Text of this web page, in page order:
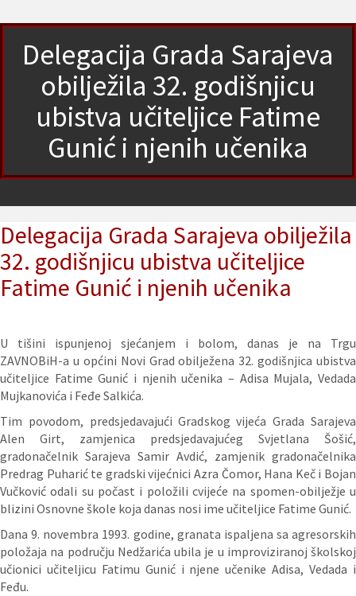
Delegacija Grada Sarajeva
obilježila 32. godišnjicu
ubistva učiteljice Fatime
Gunić i njenih učenika
Delegacija Grada Sarajeva obilježila
32. godišnjicu ubistva učiteljice
Fatime Gunić i njenih učenika
U tišini ispunjenoj sjećanjem i bolom, danas je na Trgu
ZAVNOBiH-a u općini Novi Grad obilježena 32. godišnjica ubistva
učiteljice Fatime Gunić i njenih učenika – Adisa Mujala, Vedada
Mujkanovića i Feđe Salkića.
Tim povodom, predsjedavajući Gradskog vijeća Grada Sarajeva
Alen Girt, zamjenica predsjedavajućeg Svjetlana Šošić,
gradonačelnik Sarajeva Samir Avdić, zamjenik gradonačelnika
Predrag Puharić te gradski vijećnici Azra Čomor, Hana Keč i Bojan
Vučković odali su počast i položili cvijeće na spomen-obilježje u
blizini Osnovne škole koja danas nosi ime učiteljice Fatime Gunić.
Dana 9. novembra 1993. godine, granata ispaljena sa agresorskih
položaja na području Nedžarića ubila je u improviziranoj školskoj
učionici učiteljicu Fatimu Gunić i njene učenike Adisa, Vedada i
Feđu.